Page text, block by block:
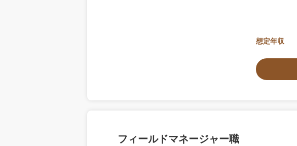
想定年収
フィールドマネージャー職